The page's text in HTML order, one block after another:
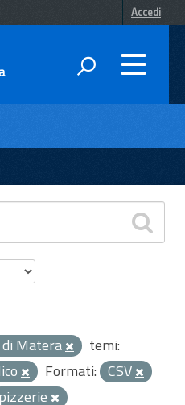
Accedi
Matera
temi:
Formati: CSV
pizzerie